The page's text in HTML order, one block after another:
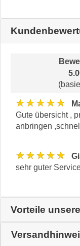
★★★★★
Gute übersicht ,
anbringen
★★★★★
sehr guter
Vorteile